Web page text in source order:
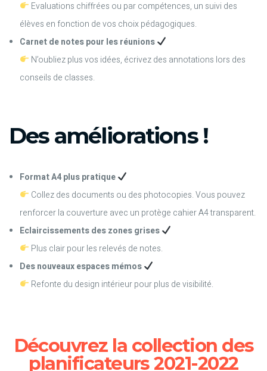
Evaluations chiffrées ou par compétences, un suivi des
élèves en fonction de vos choix pédagogiques.
Carnet de notes pour les réunions
N’oubliez plus vos idées, écrivez des annotations lors des
conseils de classes.
Des améliorations !
Format A4 plus pratique
Collez des documents ou des photocopies. Vous pouvez
renforcer la couverture avec un protège cahier A4 transparent.
Eclaircissements des zones grises
Plus clair pour les relevés de notes.
Des nouveaux espaces mémos
Refonte du design intérieur pour plus de visibilité.
Découvrez la collection des
planificateurs 2021-2022